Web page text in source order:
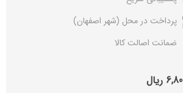
پرداخت در محل (شهر اصفهان)
ضمانت اصالت کالا
ریال